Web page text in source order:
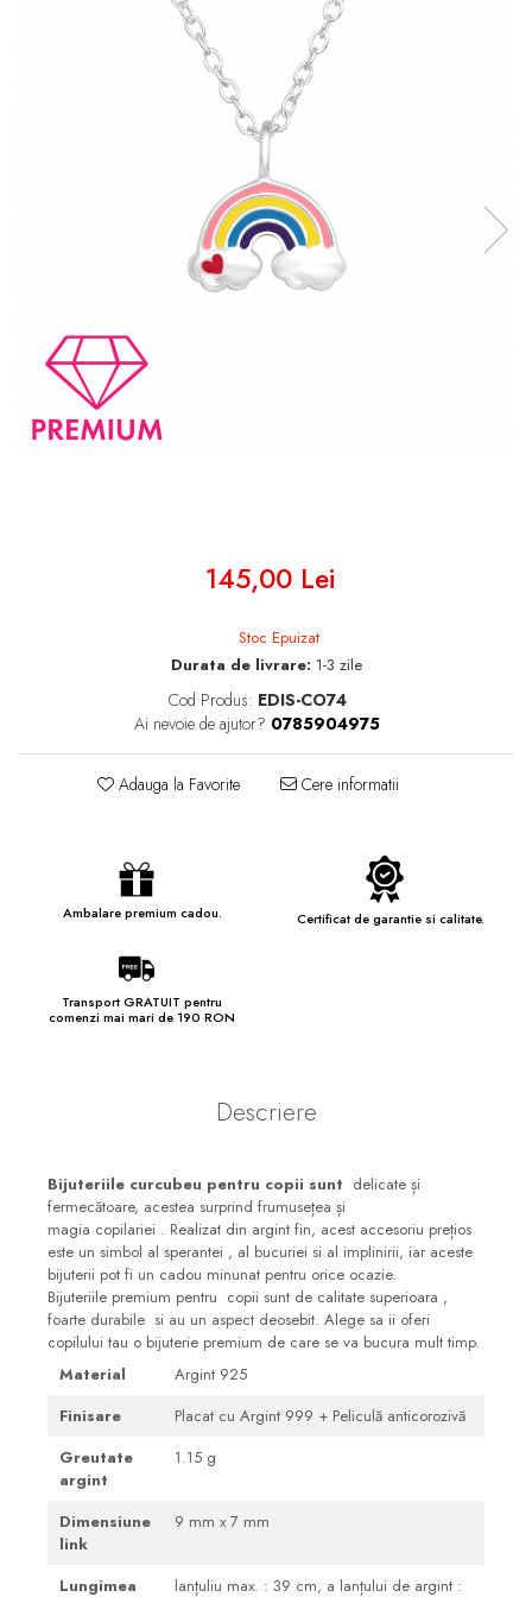
145,00 Lei
Stoc Epuizat
Durata de livrare: 1-3 zile
Cod Produs: EDIS-CO74
Ai nevoie de ajutor? 0785904975
Adauga la Favorite Cere informatii
Ambalare premium cadou. Certificat de garantie si calitate.
Transport GRATUIT pentru
comenzi mai mari de 190 RON
Descriere
Bijuteriile curcubeu pentru copii sunt delicate și
fermecătoare, acestea surprind frumusețea și
magia copilariei . Realizat din argint fin, acest accesoriu prețios
este un simbol al sperantei , al bucuriei si al implinirii, iar aceste
bijuterii pot fi un cadou minunat pentru orice ocazie.
Bijuteriile premium pentru copii sunt de calitate superioara ,
foarte durabile si au un aspect deosebit. Alege sa ii oferi
copilului tau o bijuterie premium de care se va bucura mult timp.
Material
Argint 925
Finisare
Placat cu Argint 999 + Peliculă anticorozivă
Greutate
argint
1.15 g
Dimensiune
link
9 mm x 7 mm
Lungimea lanțuliu max. : 39 cm, a lanțului de argint :